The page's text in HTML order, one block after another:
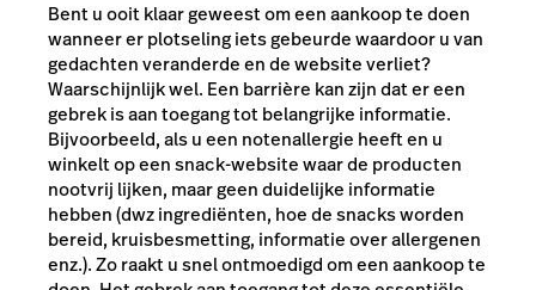
Bent u ooit klaar geweest om een ​​aankoop te doen
wanneer er plotseling iets gebeurde waardoor u van
gedachten veranderde en de website verliet?
Waarschijnlijk wel. Een barrière kan zijn dat er een
gebrek is aan toegang tot belangrijke informatie.
Bijvoorbeeld, als u een notenallergie heeft en u
winkelt op een snack-website waar de producten
nootvrij lijken, maar geen duidelijke informatie
hebben (dwz ingrediënten, hoe de snacks worden
bereid, kruisbesmetting, informatie over allergenen
enz.). Zo raakt u snel ontmoedigd om een ​​aankoop te